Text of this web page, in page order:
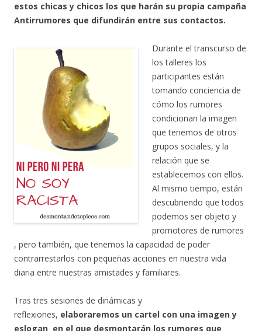
estos chicas y chicos los que harán su propia campaña
Antirrumores que difundirán entre sus contactos.
Durante el transcurso de
los talleres los
participantes están
tomando conciencia de
cómo los rumores
condicionan la imagen
que tenemos de otros
grupos sociales, y la
relación que se
establecemos con ellos.
Al mismo tiempo, están
descubriendo que todos
podemos ser objeto y
promotores de rumores
, pero también, que tenemos la capacidad de poder
contrarrestarlos con pequeñas acciones en nuestra vida
diaria entre nuestras amistades y familiares.
Tras tres sesiones de dinámicas y
reflexiones, elaboraremos un cartel con una imagen y
eslogan en el que desmontarán los rumores que